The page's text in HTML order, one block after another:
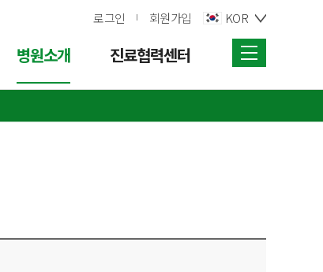
로그인 회원가입 KOR
병원소개 진료협력센터